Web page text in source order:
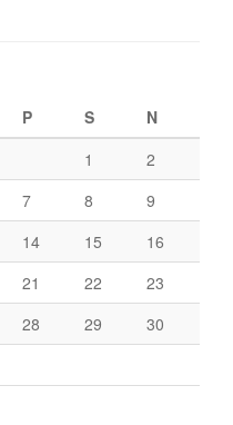
P S N
1
2
7 8
9
14 15
16
21 22
23
28 29
30